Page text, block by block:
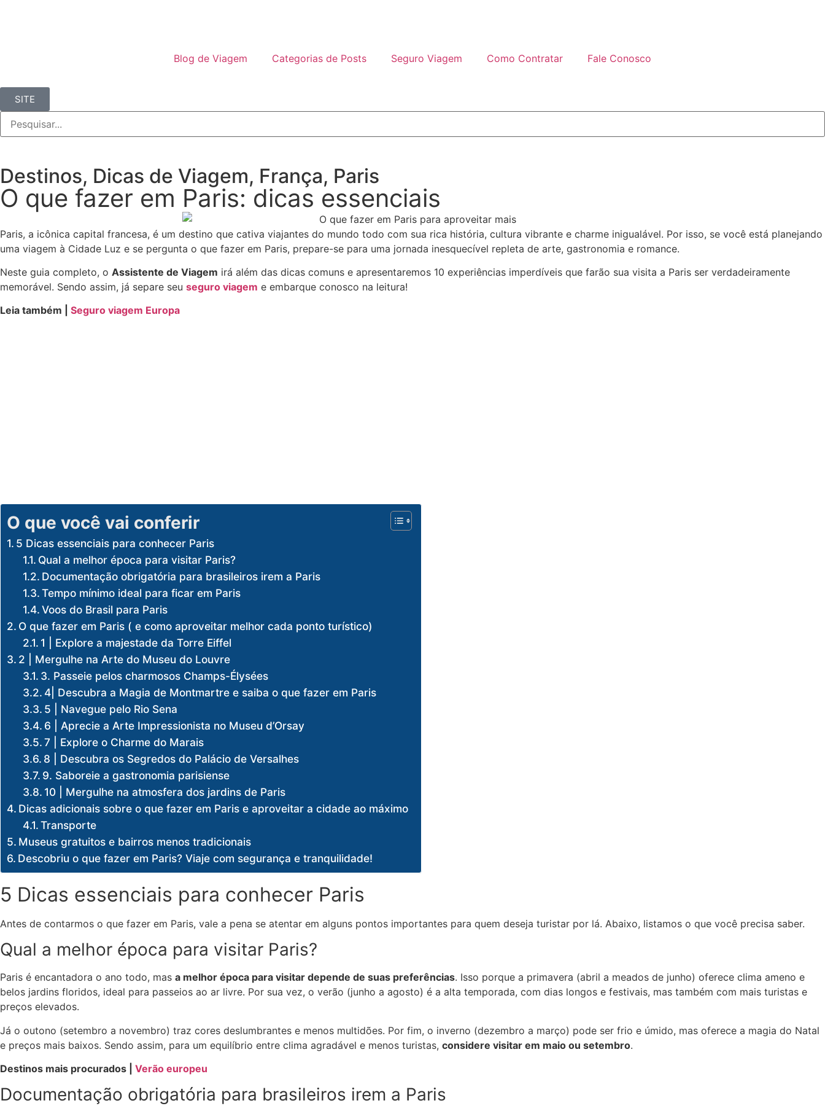
Blog de Viagem Categorias de Posts Seguro Viagem Como Contratar Fale Conosco
SITE
Destinos, Dicas de Viagem, França, Paris
O que fazer em Paris: dicas essenciais
Paris, a icônica capital francesa, é um destino que cativa viajantes do mundo todo com sua rica história, cultura vibrante e charme inigualável. Por isso, se você está planejando
uma viagem à Cidade Luz e se pergunta o que fazer em Paris, prepare-se para uma jornada inesquecível repleta de arte, gastronomia e romance.
Neste guia completo, o Assistente de Viagem irá além das dicas comuns e apresentaremos 10 experiências imperdíveis que farão sua visita a Paris ser verdadeiramente
memorável. Sendo assim, já separe seu seguro viagem e embarque conosco na leitura!
Leia também | Seguro viagem Europa
O que você vai conferir
5 Dicas essenciais para conhecer Paris
Qual a melhor época para visitar Paris?
Documentação obrigatória para brasileiros irem a Paris
Tempo mínimo ideal para ficar em Paris
Voos do Brasil para Paris
O que fazer em Paris ( e como aproveitar melhor cada ponto turístico)
1 | Explore a majestade da Torre Eiffel
2 | Mergulhe na Arte do Museu do Louvre
3. Passeie pelos charmosos Champs-Élysées
4| Descubra a Magia de Montmartre e saiba o que fazer em Paris
5 | Navegue pelo Rio Sena
6 | Aprecie a Arte Impressionista no Museu d’Orsay
7 | Explore o Charme do Marais
8 | Descubra os Segredos do Palácio de Versalhes
9. Saboreie a gastronomia parisiense
10 | Mergulhe na atmosfera dos jardins de Paris
Dicas adicionais sobre o que fazer em Paris e aproveitar a cidade ao máximo
Transporte
Museus gratuitos e bairros menos tradicionais
Descobriu o que fazer em Paris? Viaje com segurança e tranquilidade!
5 Dicas essenciais para conhecer Paris
Antes de contarmos o que fazer em Paris, vale a pena se atentar em alguns pontos importantes para quem deseja turistar por lá. Abaixo, listamos o que você precisa saber.
Qual a melhor época para visitar Paris?
Paris é encantadora o ano todo, mas a melhor época para visitar depende de suas preferências. Isso porque a primavera (abril a meados de junho) oferece clima ameno e
belos jardins floridos, ideal para passeios ao ar livre. Por sua vez, o verão (junho a agosto) é a alta temporada, com dias longos e festivais, mas também com mais turistas e
preços elevados.
Já o outono (setembro a novembro) traz cores deslumbrantes e menos multidões. Por fim, o inverno (dezembro a março) pode ser frio e úmido, mas oferece a magia do Natal
e preços mais baixos. Sendo assim, para um equilíbrio entre clima agradável e menos turistas, considere visitar em maio ou setembro.
Destinos mais procurados | Verão europeu
Documentação obrigatória para brasileiros irem a Paris